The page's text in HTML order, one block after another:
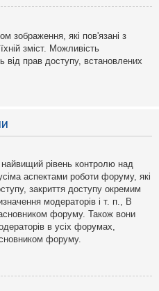
зображення, які пов'язані з
зміст. Можливість
від прав доступу, встановлених
рівень контролю над
аспектами роботи форуму, які
закриття доступу окремим
модераторів і т. п., В
форуму. Також вони
в усіх форумах,
форуму.